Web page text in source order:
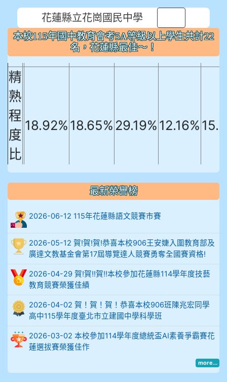
花蓮縣立花崗國民中學
本校115年國中教育會考5A等級以上學生共計22
名，花蓮縣最佳～！
本校115年國中教育會考5A等級以上
學生共計22名，花蓮縣最佳～！
國文
英文 數學 社會
自
精
熟
程
度
比
例
18.92% 18.65% 29.19% 12.16%
906陳兆宏 5A10+ 作文5
912余 嘉 5A10+
914謝佩臻 5A10+
902蘇奕愷
903陳品帆
904彭子庭
905蔣昇和
最新榮譽榜
2026-06-12 115年花蓮縣語文競賽市賽
2026-05-12 賀!賀!賀!恭喜本校906王安婕入圍教育部及
廣達文教基金會第17屆導覽達人競賽勇奪全國賽資格!
2026-04-29 賀!賀!!賀!!本校參加花蓮縣114學年度技藝
教育競賽榮獲佳績
2026-04-02 賀！賀！賀！恭喜本校906班陳兆宏同學
高中115學年度臺北市立建國中學科學班
2026-03-02 本校參加114學年度總統盃AI素養爭霸賽花
蓮選拔賽榮獲佳作
more...